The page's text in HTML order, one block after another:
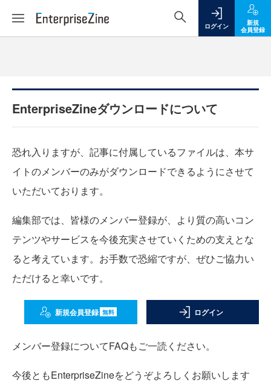
ログイン
新規
会員登録
EnterpriseZineダウンロードについて
恐れ入りますが、記事に付属しているファイルは、本サ
イトのメンバーのみがダウンロードできるようにさせて
いただいております。
編集部では、皆様のメンバー登録が、より質の高いコン
テンツやサービスを今後充実させていくための支えとな
ると考えています。お手数で恐縮ですが、ぜひご協力い
ただけると幸いです。
新規会員登録 無料 ログイン
メンバー登録についてFAQもご一読ください。
今後ともEnterpriseZineをどうぞよろしくお願いします